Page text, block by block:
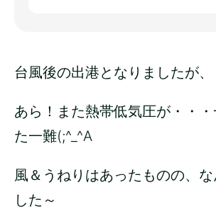
台風後の出港となりましたが、
あら！また熱帯低気圧が・・・
た一難(;^_^A
風＆うねりはあったものの、な
した～